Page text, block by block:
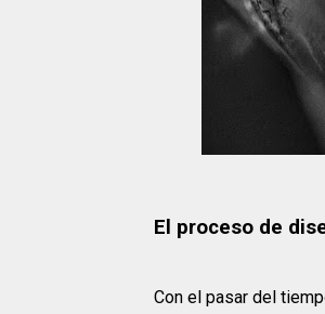
El proceso de
Con el pasar del